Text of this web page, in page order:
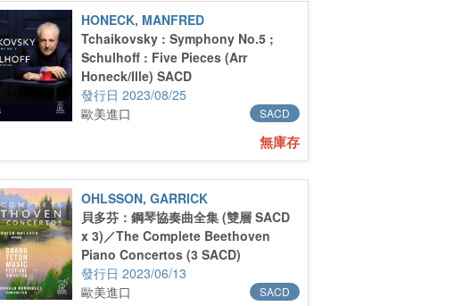
HONECK, MANFRED
Tchaikovsky : Symphony No.5 ;
Schulhoff : Five Pieces (Arr
Honeck/Ille) SACD
2023/08/25
SACD
歐美進口
無庫存
OHLSSON, GARRICK
貝多芬：鋼琴協奏曲全集 (雙層 SACD
x 3)／The Complete Beethoven
Piano Concertos (3 SACD)
2023/06/13
SACD
歐美進口